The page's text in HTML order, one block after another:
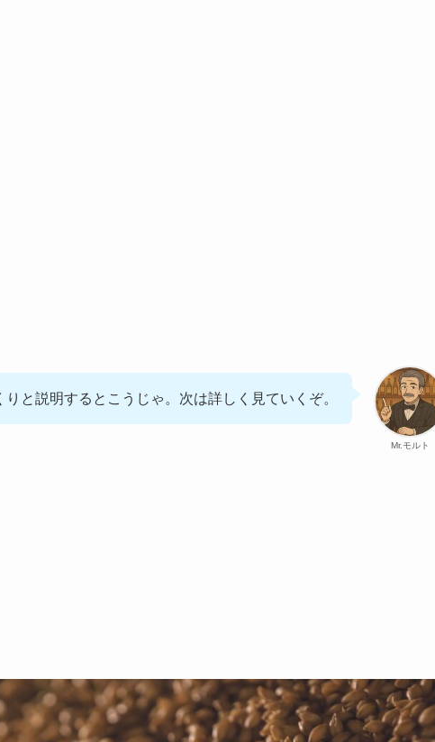
Mr.モルト
りと説明するとこうじゃ。次は詳しく見ていくぞ。